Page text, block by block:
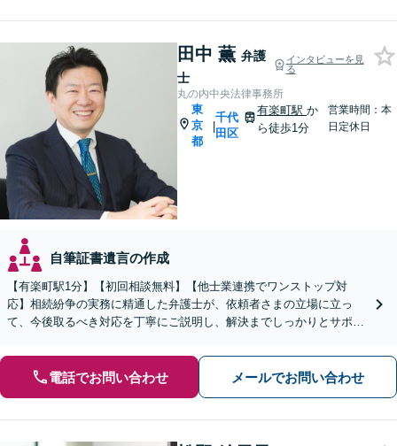
田中 薫 弁護
士
インタビューを見
る
丸の内中央法律事務所
東
京
都
|
千代
田区
有楽町駅か
ら徒歩1分
営業時間：本
日定休日
自筆証書遺言の作成
【有楽町駅1分】【初回相談無料】【他士業連携でワンストップ対
応】相続紛争の実務に精通した弁護士が、依頼者さまの立場に立っ
て、今後取るべき対応を丁寧にご説明し、解決までしっかりとサポー
電話でお問い合わせ メールでお問い合わせ